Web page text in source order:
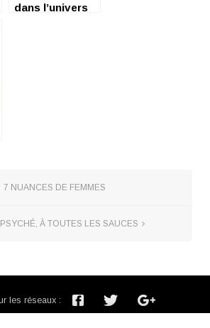
dans l’univers
7 NUANCES DE FEMMES
À TOUTES LES SAUCES
les réseaux :